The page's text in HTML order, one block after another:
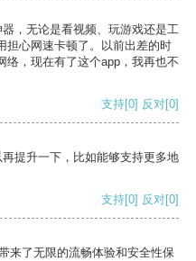
，无论是看视频、玩游戏还是工
担心网速卡顿了。以前出差的时
络，现在有了这个app，我再也不
支持[0] 反对[0]
提升一下，比如能够支持更多地
支持[0] 反对[0]
来了无限的流畅体验和安全性保